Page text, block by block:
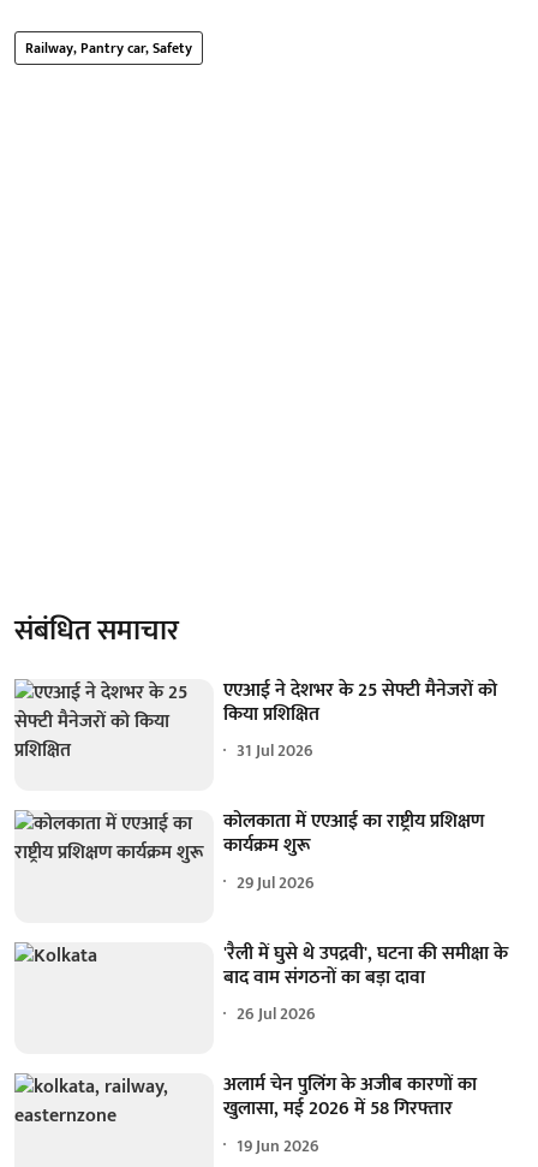
Railway, Pantry car, Safety
संबंधित समाचार
एएआई ने देशभर के 25 सेफ्टी मैनेजरों को
किया प्रशिक्षित
31 Jul 2026
कोलकाता में एएआई का राष्ट्रीय प्रशिक्षण
कार्यक्रम शुरू
29 Jul 2026
'रैली में घुसे थे उपद्रवी', घटना की समीक्षा के
बाद वाम संगठनों का बड़ा दावा
26 Jul 2026
अलार्म चेन पुलिंग के अजीब कारणों का
खुलासा, मई 2026 में 58 गिरफ्तार
19 Jun 2026